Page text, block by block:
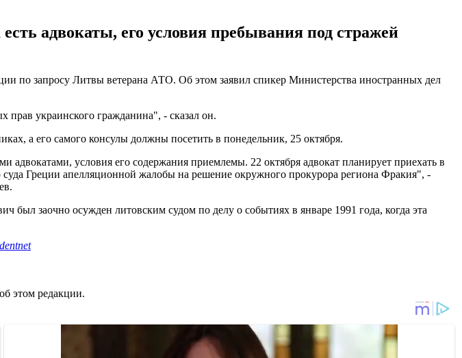
адвокаты, его условия пребывания под стражей
по запросу Литвы ветерана АТО. Об этом заявил спикер Министерства иностранных дел
прав украинского гражданина", - сказал он.
а его самого консулы должны посетить в понедельник, 25 октября.
условия его содержания приемлемы. 22 октября адвокат планирует приехать в
Греции апелляционной жалобы на решение окружного прокурора региона Фракия", -
был заочно осужден литовским судом по делу о событиях в январе 1991 года, когда эта
этом редакции.